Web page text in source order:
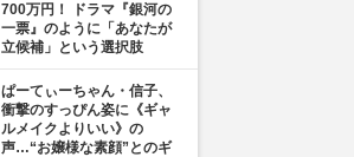
700万円！ ドラマ『銀河の
一票』のように「あなたが
立候補」という選択肢
ぱーてぃーちゃん・信子、
衝撃のすっぴん姿に《ギャ
ルメイクよりいい》の
声…“お嬢様な素顔”とのギ